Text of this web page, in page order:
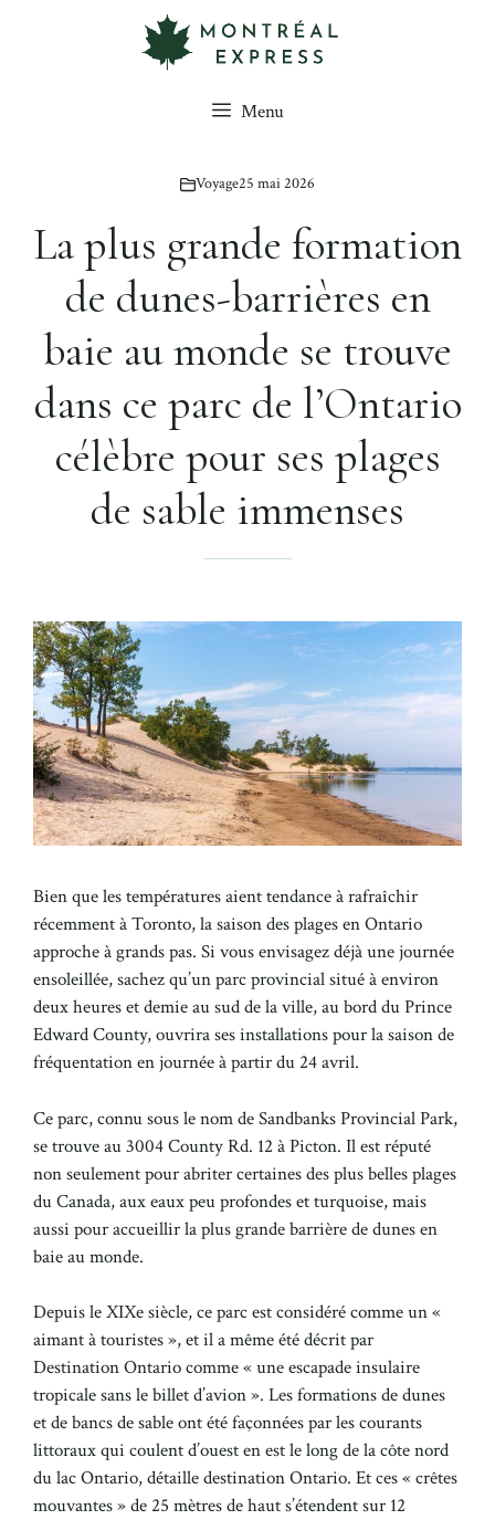
Menu
Voyage25 mai 2026
La plus grande formation
de dunes-barrières en
baie au monde se trouve
dans ce parc de l’Ontario
célèbre pour ses plages
de sable immenses
Bien que les températures aient tendance à rafraîchir
récemment à Toronto, la saison des plages en Ontario
approche à grands pas. Si vous envisagez déjà une journée
ensoleillée, sachez qu’un parc provincial situé à environ
deux heures et demie au sud de la ville, au bord du Prince
Edward County, ouvrira ses installations pour la saison de
fréquentation en journée à partir du 24 avril.
Ce parc, connu sous le nom de Sandbanks Provincial Park,
se trouve au 3004 County Rd. 12 à Picton. Il est réputé
non seulement pour abriter certaines des plus belles plages
du Canada, aux eaux peu profondes et turquoise, mais
aussi pour accueillir la plus grande barrière de dunes en
baie au monde.
Depuis le XIXe siècle, ce parc est considéré comme un «
aimant à touristes », et il a même été décrit par
Destination Ontario comme « une escapade insulaire
tropicale sans le billet d’avion ». Les formations de dunes
et de bancs de sable ont été façonnées par les courants
littoraux qui coulent d’ouest en est le long de la côte nord
du lac Ontario, détaille destination Ontario. Et ces « crêtes
mouvantes » de 25 mètres de haut s’étendent sur 12